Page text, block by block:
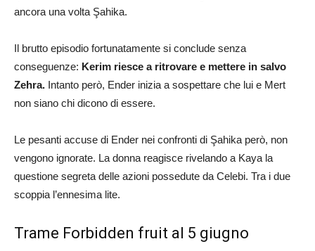
ancora una volta Şahika.
Il brutto episodio fortunatamente si conclude senza
conseguenze: Kerim riesce a ritrovare e mettere in salvo
Zehra. Intanto però, Ender inizia a sospettare che lui e Mert
non siano chi dicono di essere.
Le pesanti accuse di Ender nei confronti di Şahika però, non
vengono ignorate. La donna reagisce rivelando a Kaya la
questione segreta delle azioni possedute da Celebi. Tra i due
scoppia l’ennesima lite.
Trame Forbidden fruit al 5 giugno